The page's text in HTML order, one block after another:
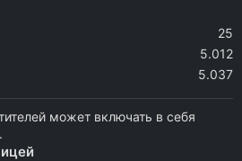
25
5.012
5.037
может включать в себя